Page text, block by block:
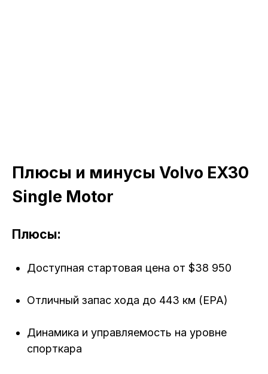
Плюсы и минусы Volvo EX30
Single Motor
Плюсы:
Доступная стартовая цена от $38 950
Отличный запас хода до 443 км (EPA)
Динамика и управляемость на уровне
спорткара